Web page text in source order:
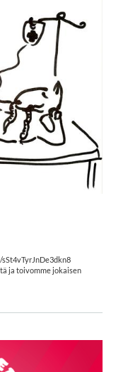
ja toivomme jokaisen